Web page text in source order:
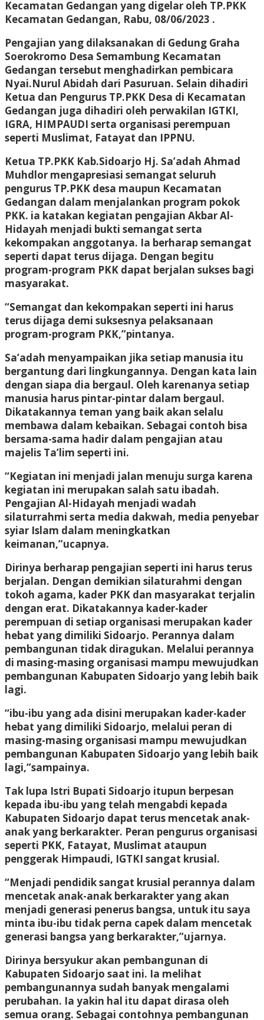
Kecamatan Gedangan yang digelar oleh TP.PKK
Kecamatan Gedangan, Rabu, 08/06/2023 .
Pengajian yang dilaksanakan di Gedung Graha
Soerokromo Desa Semambung Kecamatan
Gedangan tersebut menghadirkan pembicara
Nyai.Nurul Abidah dari Pasuruan. Selain dihadiri
Ketua dan Pengurus TP.PKK Desa di Kecamatan
Gedangan juga dihadiri oleh perwakilan IGTKI,
IGRA, HIMPAUDI serta organisasi perempuan
seperti Muslimat, Fatayat dan IPPNU.
Ketua TP.PKK Kab.Sidoarjo Hj. Sa’adah Ahmad
Muhdlor mengapresiasi semangat seluruh
pengurus TP.PKK desa maupun Kecamatan
Gedangan dalam menjalankan program pokok
PKK. ia katakan kegiatan pengajian Akbar Al-
Hidayah menjadi bukti semangat serta
kekompakan anggotanya. Ia berharap semangat
seperti dapat terus dijaga. Dengan begitu
program-program PKK dapat berjalan sukses bagi
masyarakat.
“Semangat dan kekompakan seperti ini harus
terus dijaga demi suksesnya pelaksanaan
program-program PKK,”pintanya.
Sa’adah menyampaikan jika setiap manusia itu
bergantung dari lingkungannya. Dengan kata lain
dengan siapa dia bergaul. Oleh karenanya setiap
manusia harus pintar-pintar dalam bergaul.
Dikatakannya teman yang baik akan selalu
membawa dalam kebaikan. Sebagai contoh bisa
bersama-sama hadir dalam pengajian atau
majelis Ta’lim seperti ini.
“Kegiatan ini menjadi jalan menuju surga karena
kegiatan ini merupakan salah satu ibadah.
Pengajian Al-Hidayah menjadi wadah
silaturrahmi serta media dakwah, media penyebar
syiar Islam dalam meningkatkan
keimanan,”ucapnya.
Dirinya berharap pengajian seperti ini harus terus
berjalan. Dengan demikian silaturahmi dengan
tokoh agama, kader PKK dan masyarakat terjalin
dengan erat. Dikatakannya kader-kader
perempuan di setiap organisasi merupakan kader
hebat yang dimiliki Sidoarjo. Perannya dalam
pembangunan tidak diragukan. Melalui perannya
di masing-masing organisasi mampu mewujudkan
pembangunan Kabupaten Sidoarjo yang lebih baik
lagi.
“ibu-ibu yang ada disini merupakan kader-kader
hebat yang dimiliki Sidoarjo, melalui peran di
masing-masing organisasi mampu mewujudkan
pembangunan Kabupaten Sidoarjo yang lebih baik
lagi,”sampainya.
Tak lupa Istri Bupati Sidoarjo itupun berpesan
kepada ibu-ibu yang telah mengabdi kepada
Kabupaten Sidoarjo dapat terus mencetak anak-
anak yang berkarakter. Peran pengurus organisasi
seperti PKK, Fatayat, Muslimat ataupun
penggerak Himpaudi, IGTKI sangat krusial.
“Menjadi pendidik sangat krusial perannya dalam
mencetak anak-anak berkarakter yang akan
menjadi generasi penerus bangsa, untuk itu saya
minta ibu-ibu tidak perna capek dalam mencetak
generasi bangsa yang berkarakter,”ujarnya.
Dirinya bersyukur akan pembangunan di
Kabupaten Sidoarjo saat ini. Ia melihat
pembangunannya sudah banyak mengalami
perubahan. Ia yakin hal itu dapat dirasa oleh
semua orang. Sebagai contohnya pembangunan